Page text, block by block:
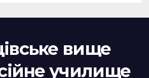
вище
училище